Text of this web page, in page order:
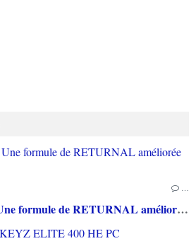
…
[TEST] SAROS PS5 : Une formule de RETURNAL améliorée et interessante